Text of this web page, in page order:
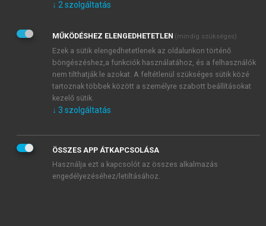
Kérek értesítést az Akadémiai Kiadó Zrt. újdonságairól,
Adatkezelési tájékoztatóbanfoglaltakat tudomásul
veszem és elfogadom.
Általános vásárlási feltételeket, valamint a szotar.netés a
mersz.huoldalak licencszerződéseiben foglaltakat
tudomásul veszem és elfogadom.
KIPRÓBÁLOM
↓ 2 szolgáltatás
MŰKÖDÉSHEZ ELENGEDHETETLEN (mindig szükséges)
Ezek a sütik elengedhetetlenek az oldalunkon történő
böngészéshez,a funkciók használatához, és a felhasználók
nem tilthatják le azokat. A feltétlenül szükséges sütik közé
tartoznak többek között a személyre szabott beállításokat
kezelő sütik.
↓ 3 szolgáltatás
ÖSSZES APP ÁTKAPCSOLÁSA
Használja ezt a kapcsolót az összes alkalmazás
engedélyezéséhez/letiltásához.